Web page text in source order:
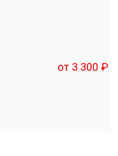
от 3 300 ₽